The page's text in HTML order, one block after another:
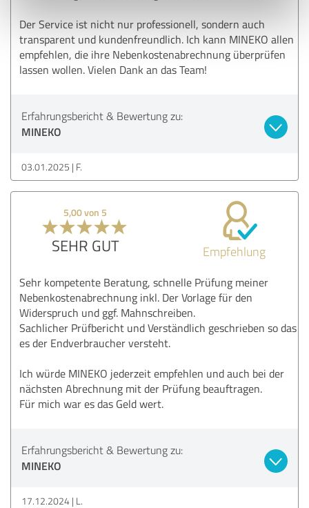
Der Service ist nicht nur professionell, sondern auch
transparent und kundenfreundlich. Ich kann MINEKO allen
empfehlen, die ihre Nebenkostenabrechnung überprüfen
lassen wollen. Vielen Dank an das Team!
Erfahrungsbericht & Bewertung zu:
MINEKO
03.01.2025 F.
5,00 von 5
SEHR GUT Empfehlung
Sehr kompetente Beratung, schnelle Prüfung meiner
Nebenkostenabrechnung inkl. Der Vorlage für den
Widerspruch und ggf. Mahnschreiben.
Sachlicher Prüfbericht und Verständlich geschrieben so das
es der Endverbraucher versteht.
Ich würde MINEKO jederzeit empfehlen und auch bei der
nächsten Abrechnung mit der Prüfung beauftragen.
Für mich war es das Geld wert.
Erfahrungsbericht & Bewertung zu:
MINEKO
17.12.2024 L.